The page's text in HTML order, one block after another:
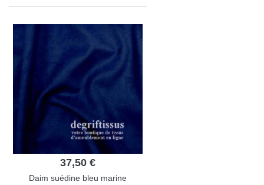
37,50 €
Daim suédine bleu marine